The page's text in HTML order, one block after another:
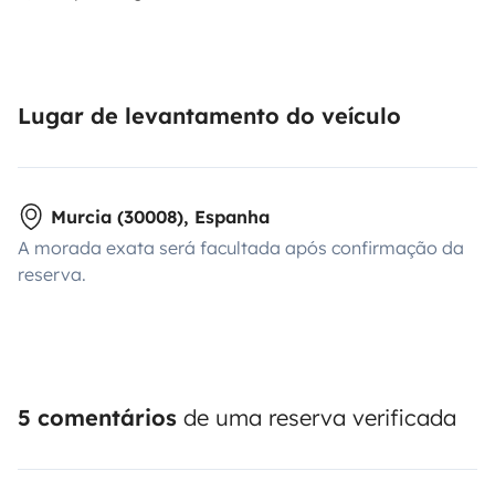
Lugar de levantamento do veículo
Murcia (30008), Espanha
A morada exata será facultada após confirmação da
reserva.
5 comentários de uma reserva verificada